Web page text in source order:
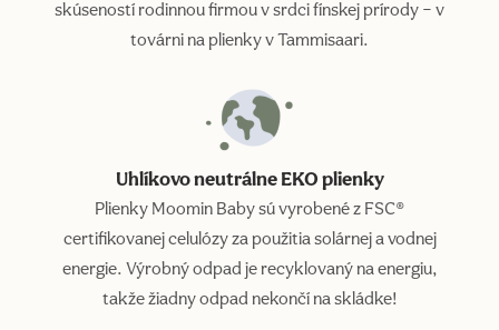
skúseností rodinnou firmou v srdci fínskej prírody – v
továrni na plienky v Tammisaari.
Uhlíkovo neutrálne EKO plienky
Plienky Moomin Baby sú vyrobené z FSC®
certifikovanej celulózy za použitia solárnej a vodnej
energie. Výrobný odpad je recyklovaný na energiu,
takže žiadny odpad nekončí na skládke!